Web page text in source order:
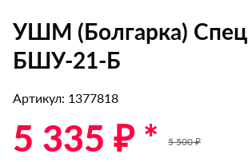
УШМ (Болгарка) Спец
БШУ-21-Б
Артикул: 1377818
5 335 ₽ * 5 500 ₽